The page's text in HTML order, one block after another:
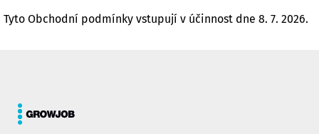
Tyto Obchodní podmínky vstupují v účinnost dne 8. 7. 2026.